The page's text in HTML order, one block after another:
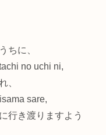
ちに、
no uchi ni,
、
sare,
行き渡りますよう